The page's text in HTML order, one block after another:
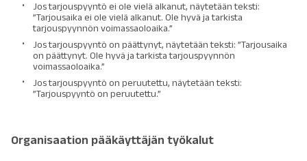
Jos tarjouspyyntö ei ole vielä alkanut, näytetään teksti:
”Tarjousaika ei ole vielä alkanut. Ole hyvä ja tarkista
tarjouspyynnön voimassaoloaika.”
Jos tarjouspyyntö on päättynyt, näytetään teksti: ”Tarjousaika
on päättynyt. Ole hyvä ja tarkista tarjouspyynnön
voimassaoloaika.”
Jos tarjouspyyntö on peruutettu, näytetään teksti:
”Tarjouspyyntö on peruutettu.”
Organisaation pääkäyttäjän työkalut